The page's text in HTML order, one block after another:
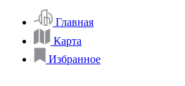
Главная
Карта
Избранное